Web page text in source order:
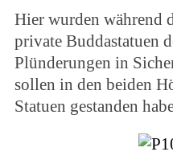
Hier wurden während
private Buddastatuen
Plünderungen in
sollen in den beiden
Statuen gestanden